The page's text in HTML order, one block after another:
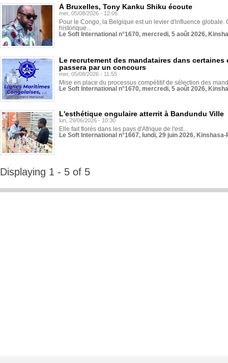
À Bruxelles, Tony Kanku Shiku écoute
mer, 05/08/2026 - 12:06
Pour le Congo, la Belgique est un levier d'influence globale.
historique...
Le Soft International n°1670, mercredi, 5 août 2026,
Le recrutement des mandataires dans
passera par un concours
mer, 05/08/2026 - 11:55
Mise en place du processus compétitif de sélection des
Le Soft International n°1670, mercredi, 5 août 2026,
L'esthétique ongulaire atterrit à Bandundu Ville
lun, 29/06/2026 - 10:30
Elle fait florès dans les pays d'Afrique de l'est...
Le Soft International n°1667, lundi, 29 juin 2026,
Displaying 1 - 5 of 5